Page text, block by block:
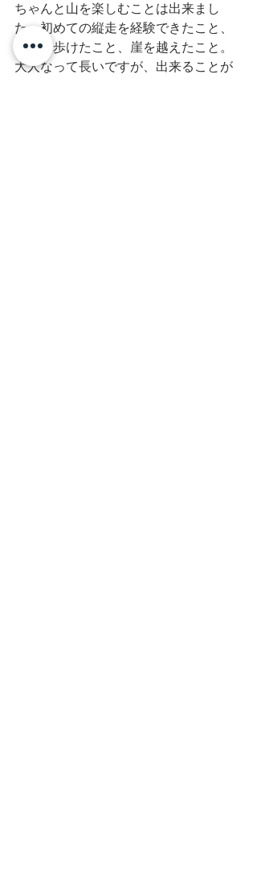
ちゃんと山を楽しむことは出来まし
た。初めての縦走を経験できたこと、
雪道を歩けたこと、崖を越えたこと。
大人なって長いですが、出来ることが